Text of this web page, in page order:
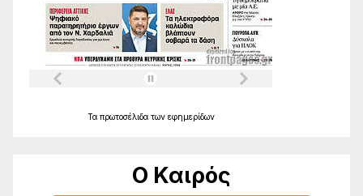
Τα πρωτοσέλιδα των εφημερίδων
Ο Καιρός